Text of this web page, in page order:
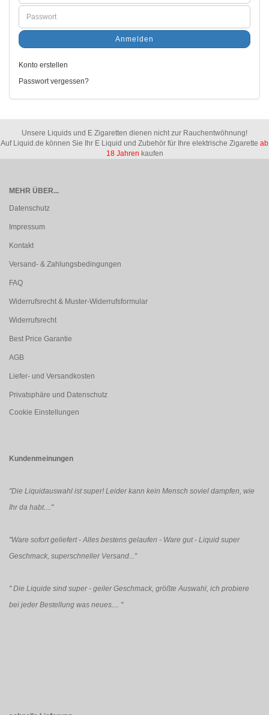
Anmelden
Konto erstellen
Passwort vergessen?
Unsere Liquids und E Zigaretten dienen nicht zur Rauchentwöhnung!
Auf Liquid.de können Sie Ihr E Liquid und Zubehör für Ihre elektrische Zigarette ab
18 Jahren kaufen
MEHR ÜBER...
Datenschutz
Impressum
Kontakt
Versand- & Zahlungsbedingungen
FAQ
Widerrufsrecht & Muster-Widerrufsformular
Widerrufsrecht
Best Price Garantie
AGB
Liefer- und Versandkosten
Privatsphäre und Datenschutz
Cookie Einstellungen
Kundenmeinungen
"Die Liquidauswahl ist super! Leider kann kein Mensch soviel dampfen, wie
Ihr da habt...."
"Ware sofort geliefert - Alles bestens gelaufen - Ware gut - Liquid super
Geschmack, superschneller Versand..."
"Die Liquide sind super - geiler Geschmack, größte Auswahl, ich probiere
bei jeder Bestellung was neues.... "